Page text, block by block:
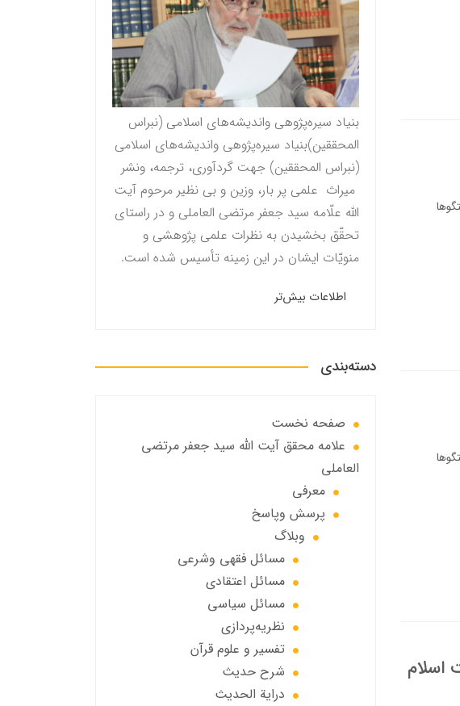
اسلام
بنیاد سیره‌پژوهی واندیشه‌های اسلامی (نبراس
المحققين)بنیاد سیره‌پژوهی واندیشه‌های اسلامی
(نبراس المحققين) جهت گردآوری، ترجمه، ونشر
میراث علمی پر بار، وزین و بی نظیر مرحوم آيت
الله علّامه سيد جعفر مرتضى العاملى و در راستاى
تحقّق بخشيدن به نظرات علمى پژوهشى و
منویّات ايشان در این زمینه تأسیس شده است.
اطلاعات بیش‌تر
دسته‌بندی
صفحه نخست
علامه محقق آیت الله سید جعفر مرتضی
العاملی
معرفی
پرسش وپاسخ
وبلاگ
مسائل فقهي وشرعي
مسائل اعتقادی
مسائل سياسي
نظریه‌پردازی
تفسیر و علوم قرآن
شرح حديث
درایة الحديث